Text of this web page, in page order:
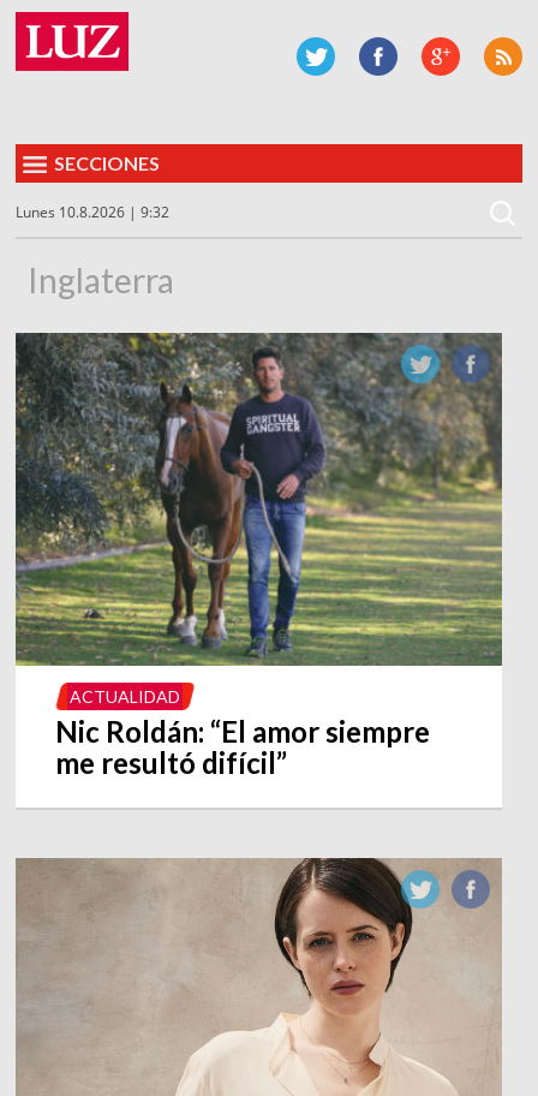
SECCIONES
Lunes 10.8.2026 | 9:32
Inglaterra
ACTUALIDAD
Nic Roldán: “El amor siempre
me resultó difícil”